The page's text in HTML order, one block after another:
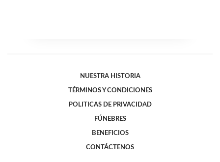
NUESTRA HISTORIA
TÉRMINOS Y CONDICIONES
POLITICAS DE PRIVACIDAD
FÚNEBRES
BENEFICIOS
CONTÁCTENOS